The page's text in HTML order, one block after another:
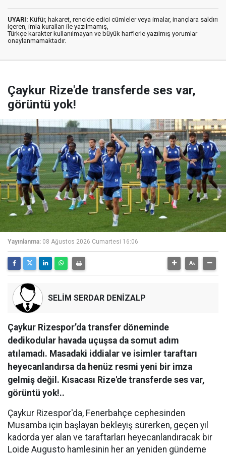
UYARI: Küfür, hakaret, rencide edici cümleler veya imalar, inançlara saldırı
içeren, imla kuralları ile yazılmamış,
Türkçe karakter kullanılmayan ve büyük harflerle yazılmış yorumlar
onaylanmamaktadır.
Çaykur Rize'de transferde ses var,
görüntü yok!
Yayınlanma: 08 Ağustos 2026 Cumartesi 16:06
SELİM SERDAR DENİZALP
Çaykur Rizespor’da transfer döneminde
dedikodular havada uçuşsa da somut adım
atılamadı. Masadaki iddialar ve isimler taraftarı
heyecanlandırsa da henüz resmi yeni bir imza
gelmiş değil. Kısacası Rize'de transferde ses var,
görüntü yok!..
Çaykur Rizespor'da, Fenerbahçe cephesinden
Musamba için başlayan bekleyiş sürerken, geçen yıl
kadorda yer alan ve taraftarları heyecanlandıracak bir
Loide Augusto hamlesinin her an yeniden gündeme